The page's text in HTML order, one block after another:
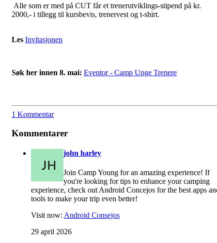
Alle som er med på CUT får et trenerutviklings-stipend på kr.
2000,- i tillegg til kursbevis, trenervest og t-shirt.
Les Invitasjonen
Søk her innen 8. mai: Eventor - Camp Unge Trenere
1 Kommentar
Kommentarer
john harley
Join Camp Young for an amazing experience! If
you're looking for tips to enhance your camping
experience, check out Android Concejos for the best apps
tools to make your trip even better!
Visit now: Android Consejos
29 april 2026